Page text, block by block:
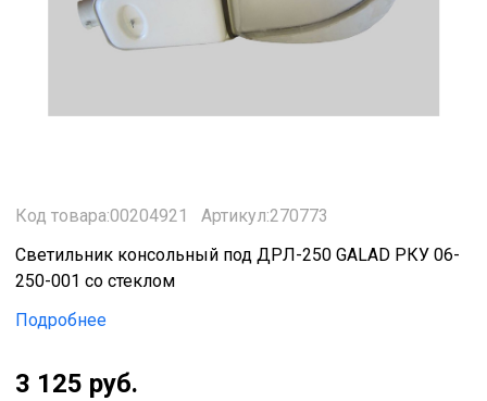
Код товара:00204921
Артикул:270773
Светильник консольный под ДРЛ-250 GALAD РКУ 06-
250-001 со стеклом
Подробнее
3 125 руб.